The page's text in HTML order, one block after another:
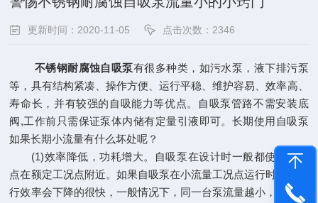
更新时间：2020-11-05 点击次数：2346
不锈钢耐腐蚀自吸泵有很多种类，如污水泵，液下排污泵
等，具有结构紧凑、操作方便、运行平稳、维护容易、效率高、
寿命长，并有较强的自吸能力等优点。自吸泵管路不需安装底
阀,工作前只需保证泵体内储有定量引液即可。长期使用自吸泵
如果长期小流量有什么坏处呢？
(1)效率降低，功耗增大。自吸泵在设计时一般都使效率高
点在额定工况点附近。如果自吸泵在小流量工况点运行时，其运
行效率会下降的很快，一般情况下，同一台泵流量越小，效率就